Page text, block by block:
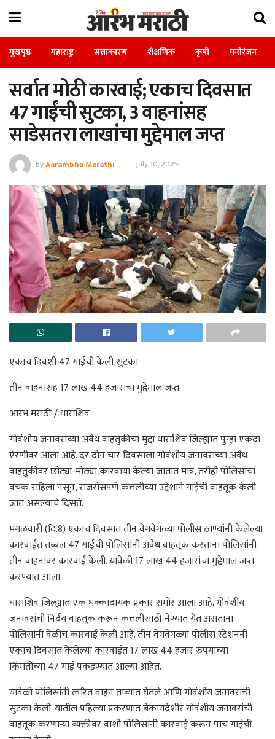
मुखपृष्ठ महाराष्ट्र सत्ताकारण शैक्षणिक कृषी मनोरंजन
सर्वात मोठी कारवाई; एकाच दिवसात
47 गाईंची सुटका, 3 वाहनांसह
साडेसतरा लाखांचा मुद्देमाल जप्त
byAarambha Marathi July 10, 2025
एकाच दिवशी 47 गाईंची केली सुटका
तीन वाहनासह 17 लाख 44 हजारांचा मुद्देमाल जप्त
आरंभ मराठी / धाराशिव
गोवंशीय जनावरांच्या अवैध वाहतुकीचा मुद्दा धाराशिव जिल्ह्यात पुन्हा एकदा
ऐरणीवर आला आहे. दर दोन चार दिवसाला गोवंशीय जनावरांच्या अवैध
वाहतुकीवर छोट्या-मोठ्या कारवाया केल्या जातात मात्र, तरीही पोलिसांचा
वचक राहिला नसून, राजरोसपणे कत्तलीच्या उद्देशाने गाईंची वाहतूक केली
जात असल्याचे दिसते.
मंगळवारी (दि.8) एकाच दिवसात तीन वेगवेगळ्या पोलीस ठाण्यांनी केलेल्या
कारवाईत तब्बल 47 गाईंची पोलिसांनी अवैध वाहतूक करताना पोलिसांनी
तीन वाहनांवर कारवाई केली. यावेळी 17 लाख 44 हजारांचा मुद्देमाल जप्त
करण्यात आला.
धाराशिव जिल्ह्यात एक धक्कादायक प्रकार समोर आला आहे. गोवंशीय
जनावरांची निर्दय वाहतूक करून कत्तलीसाठी नेण्यात येत असताना
पोलिसांनी वेळीच कारवाई केली आहे. तीन वेगवेगळ्या पोलीस स्टेशननी
एकाच दिवसात केलेल्या कारवाईत 17 लाख 44 हजार रुपयांच्या
किंमतीच्या 47 गाई पकडण्यात आल्या आहेत.
यावेळी पोलिसांनी त्वरित वाहन ताब्यात घेतले आणि गोवंशीय जनावरांची
सुटका केली. यातील पहिल्या प्रकरणात बेकायदेशीर गोवंशीय जनावरांची
वाहतूक करणाऱ्या व्यक्तीवर वाशी पोलिसांनी कारवाई करून पाच गाईंची